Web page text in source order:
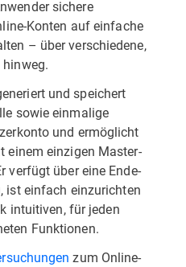
sichere
Konten auf einfache
– über verschiedene,
und speichert
sowie einmalige
und ermöglicht
einem einzigen Master-
verfügt über eine Ende-
ist einfach einzurichten
intuitiven, für jeden
Funktionen.
zum Online-